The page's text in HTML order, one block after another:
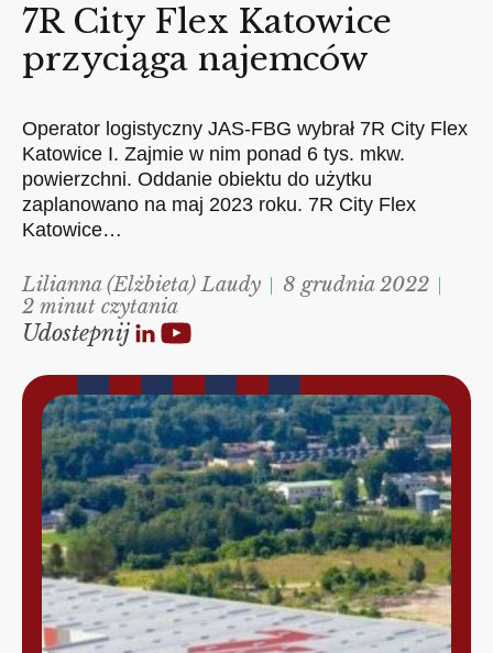
7R City Flex Katowice
przyciąga najemców
Operator logistyczny JAS-FBG wybrał 7R City Flex
Katowice I. Zajmie w nim ponad 6 tys. mkw.
powierzchni. Oddanie obiektu do użytku
zaplanowano na maj 2023 roku. 7R City Flex
Katowice…
Lilianna (Elżbieta) Laudy
8 grudnia 2022
2 minut czytania
Udostepnij